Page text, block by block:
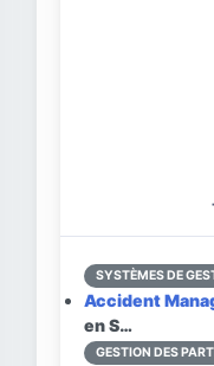
SYSTÈMES DE
Accident
en S…
GESTION DES